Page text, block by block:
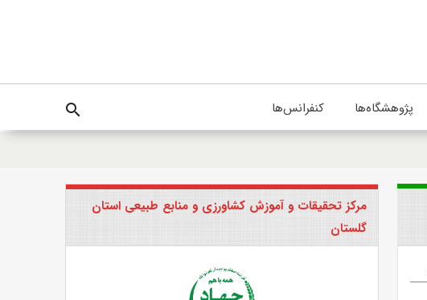
پژوهشگاه‌ها کنفرانس‌ها search
مرکز تحقیقات و آموزش کشاورزی و منابع طبیعی استان
گلستان